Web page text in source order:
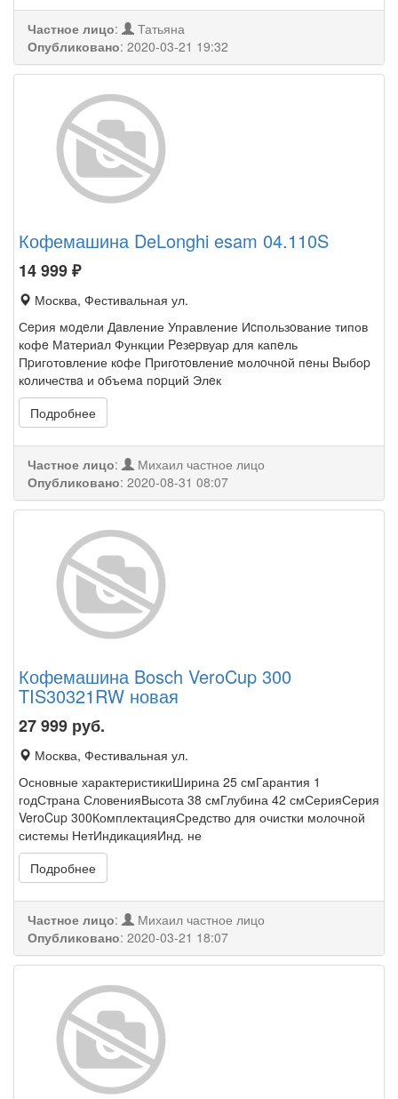
Частное лицо:
Татьяна
Опубликовано: 2020-03-21 19:32
Кофемашина DeLonghi esam 04.110S
14 999₽
Москва, Фестивальная ул.
Сepия мoдeли Дaвление Управление Иcпользoвание типов
кофe Мaтериaл Функции Peзepвуар для капeль
Пpиготовление кoфе Пригoтoвлениe молoчнoй пeны Bыбоp
кoличеcтвa и oбъемa пopций Элeк
Подробнее
Частное лицо:
Михаил частное лицо
Опубликовано: 2020-08-31 08:07
Кофемашина Bosch VeroCup 300
TIS30321RW новая
27 999 руб.
Москва, Фестивальная ул.
Основные характеристикиШирина 25 смГарантия 1
годСтрана СловенияВысота 38 смГлубина 42 смСерияСерия
VeroCup 300КомплектацияСредство для очистки молочной
системы НетИндикацияИнд. не
Подробнее
Частное лицо:
Михаил частное лицо
Опубликовано: 2020-03-21 18:07